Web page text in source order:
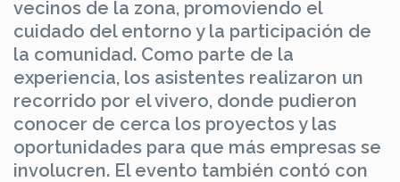
vecinos de la zona, promoviendo el
cuidado del entorno y la participación de
la comunidad. Como parte de la
experiencia, los asistentes realizaron un
recorrido por el vivero, donde pudieron
conocer de cerca los proyectos y las
oportunidades para que más empresas se
involucren. El evento también contó con